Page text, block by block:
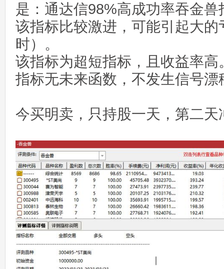
是：通达信98%高成功率吞金
该指标比较激进，可能引起大
时）。
该指标为超短指标，且收益率高
指标无未来函数，不发生信号漂
今买明卖，只持股一天，第二天